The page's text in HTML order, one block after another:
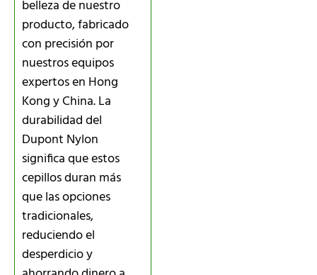
belleza de nuestro
producto, fabricado
con precisión por
nuestros equipos
expertos en Hong
Kong y China. La
durabilidad del
Dupont Nylon
significa que estos
cepillos duran más
que las opciones
tradicionales,
reduciendo el
desperdicio y